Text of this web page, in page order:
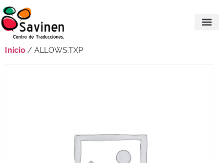
Inicio / ALLOWS.TXP